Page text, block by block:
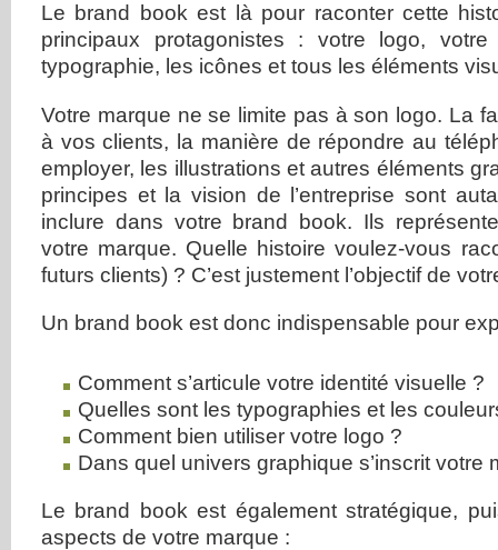
Le brand book est là pour raconter cette
principaux protagonistes : votre logo,
typographie, les icônes et tous les éléments
Votre marque ne se limite pas à son logo. La
à vos clients, la manière de répondre au
employer, les illustrations et autres éléments
principes et la vision de l’entreprise sont
inclure dans votre brand book. Ils
votre marque. Quelle histoire voulez-vous
futurs clients) ? C’est justement l’objectif de
Un brand book est donc indispensable pour
Comment s’articule votre identité visuelle ?
Quelles sont les typographies et les
Comment bien utiliser votre logo ?
Dans quel univers graphique s’inscrit votre
Le brand book est également stratégique,
aspects de votre marque :